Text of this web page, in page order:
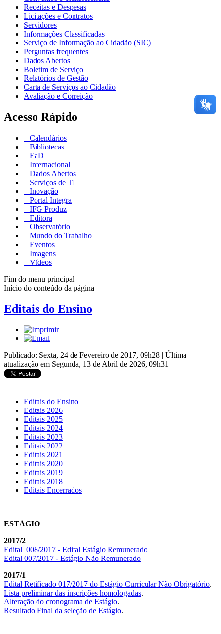
Receitas e Despesas
Licitações e Contratos
Servidores
Informações Classificadas
Serviço de Informação ao Cidadão (SIC)
Perguntas frequentes
Dados Abertos
Boletim de Serviço
Relatórios de Gestão
Carta de Serviços ao Cidadão
Avaliação e Correição
Acesso Rápido
Calendários
Bibliotecas
EaD
Internacional
Dados Abertos
Serviços de TI
Inovação
Portal Integra
IFG Produz
Editora
Observatório
Mundo do Trabalho
Eventos
Imagens
Vídeos
Fim do menu principal
Início do conteúdo da página
Editais do Ensino
Publicado: Sexta, 24 de Fevereiro de 2017, 09h28 | Última
atualização em Segunda, 13 de Abril de 2026, 09h31
Editais do Ensino
Editais 2026
Editais 2025
Editais 2024
Editais 2023
Editais 2022
Editais 2021
Editais 2020
Editais 2019
Editais 2018
Editais Encerrados
ESTÁGIO
2017/2
Edital 008/2017 - Edital Estágio Remunerado
Edital 007/2017 - Estágio Não Remunerado
2017/1
Edital Retificado 017/2017 do Estágio Curricular Não Obrigatório.
Lista preliminar das inscrições homologadas.
Alteração do cronograma de Estágio.
Resultado Final da seleção de Estágio.